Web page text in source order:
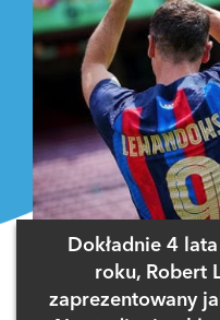
Dokładnie 4
roku, Robert
zaprezentowany